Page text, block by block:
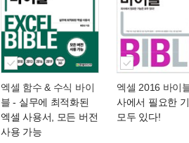
엑셀 함수 & 수식 바이
블 - 실무에 최적화된
엑셀 사용서, 모든 버전
사용 가능
엑셀 2016 바이
사에서 필요한
모두 있다!